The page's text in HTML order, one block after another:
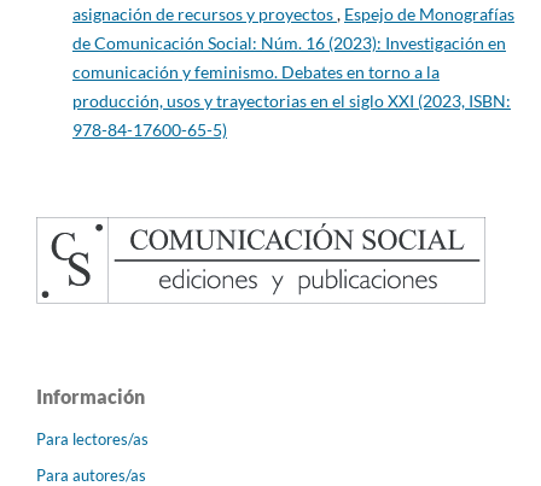
asignación de recursos y proyectos, Espejo de Monografías
de Comunicación Social: Núm. 16 (2023): Investigación en
comunicación y feminismo. Debates en torno a la
producción, usos y trayectorias en el siglo XXI (2023, ISBN:
978-84-17600-65-5)
Información
Para lectores/as
Para autores/as